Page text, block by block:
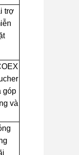
trợ
góp
và